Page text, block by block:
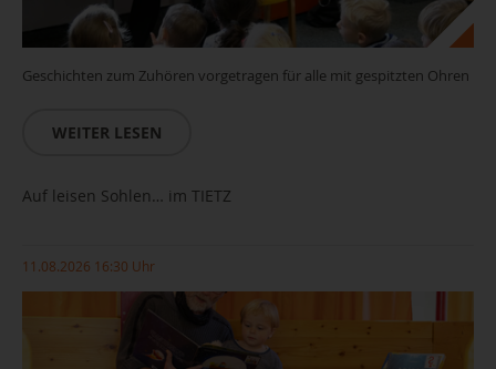
Geschichten zum Zuhören vorgetragen für alle mit gespitzten Ohren
WEITER LESEN
Auf leisen Sohlen… im TIETZ
11.08.2026 16:30 Uhr